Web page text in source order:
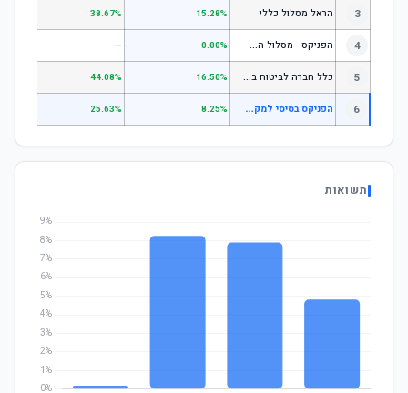
3 הראל מסלול כללי 15.28%
38.67%
4 ה
פניקס - מסלול השקעה בניהול אישי 0.00%
—
5 כ
לל חברה לביטוח בע"מ כללי 16.50%
44.08%
6 ה
פניקס בסיסי למקבלי קצבה 8.25%
25.63%
תשואות